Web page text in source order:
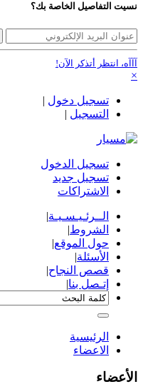
نسيت التفاصيل الخاصة بك؟
آآآه، انتظر أتذكر الآن!
×
تسجيل دخول |
التسجيل |
تسجيل الدخول
تسجيل جديد
الاشتراكات
الــرئـيـسـيـة|
الشروط|
حول الموقع|
الأسئلة|
قصص النجاح|
إتـصل بنا|
الرئيسية
الاعضاء
الأعضاء